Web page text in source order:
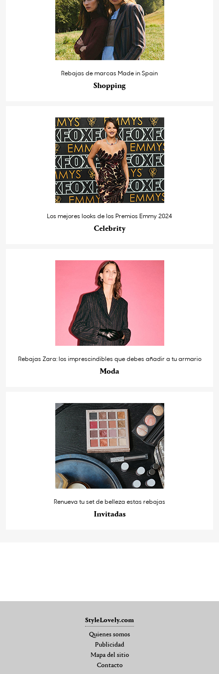
Rebajas de marcas Made in Spain
Shopping
Los mejores looks de los Premios Emmy 2024
Celebrity
Rebajas Zara: los imprescindibles que debes añadir a tu armario
Moda
Renueva tu set de belleza estas rebajas
Invitadas
StyleLovely.com
Quienes somos
Publicidad
Mapa del sitio
Contacto